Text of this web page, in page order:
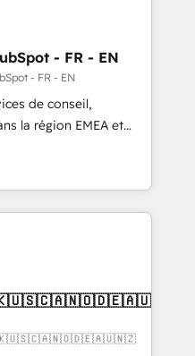
pipeline with inbound,
with UX, messaging,
results. 🤖AI
AI services. 🧩
with custom
- FR - EN
- FR - EN
de conseil,
la région EMEA et
experts en
Revops, CRM et
With over 115
on EMEA - USA